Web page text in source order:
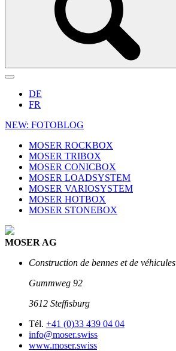
DE
FR
NEW: FOTOBLOG
MOSER ROCKBOX
MOSER TRIBOX
MOSER CONICBOX
MOSER LOADSYSTEM
MOSER VARIOSYSTEM
MOSER HOTBOX
MOSER STONEBOX
MOSER AG
Construction de bennes et de véhicules
Gummweg 92
3612 Stefﬁsburg
Tél. +41 (0)33 439 04 04
info@moser.swiss
www.moser.swiss